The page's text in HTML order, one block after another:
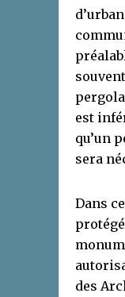
est
qu’un
sera
Dans
des